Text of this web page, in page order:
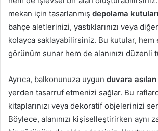
mekan için tasarlanmış depolama kutuları
bahçe aletlerinizi, yastıklarınızı veya diğer
kolayca saklayabilirsiniz. Bu kutular,
görünüm sunar hem de alanınızı düzenli
Ayrıca, balkonunuza uygun duvara
yerden tasarruf etmenizi sağlar. Bu
kitaplarınızı veya dekoratif objelerinizi
Böylece, alanınızı kişiselleştirirken aynı